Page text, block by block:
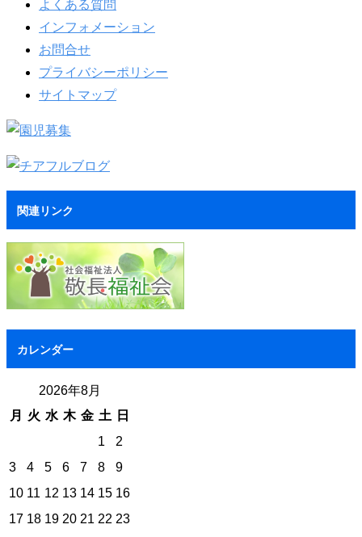
よくある質問
インフォメーション
お問合せ
プライバシーポリシー
サイトマップ
関連リンク
カレンダー
2026年8月
月
火 水 木 金 土 日
1
2
3
4 5 6 7 8
9
10 11 12 13 14 15 16
17 18 19 20 21 22 23